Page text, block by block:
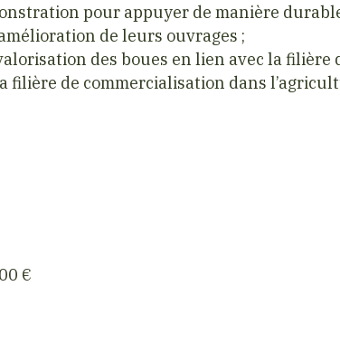
pour appuyer de manière
de leurs ouvrages ;
des boues en lien avec la filière
filière de commercialisation dans
€